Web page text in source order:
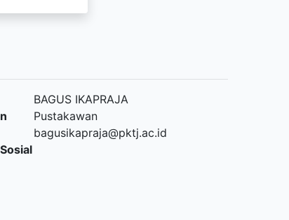
BAGUS IKAPRAJA
Pustakawan
bagusikapraja@pktj.ac.id